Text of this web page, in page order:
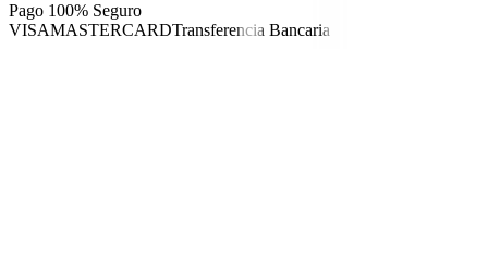
Pago 100% Seguro
VISAMASTERCARDTransferencia Bancaria